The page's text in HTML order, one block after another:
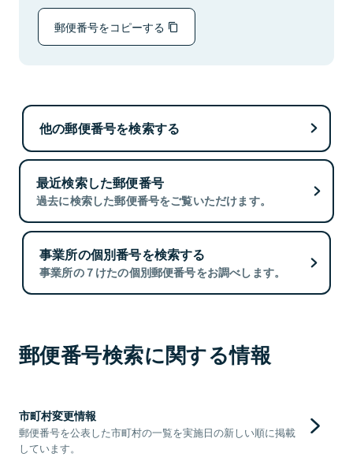
郵便番号をコピーする
他の郵便番号を検索する
最近検索した郵便番号
過去に検索した郵便番号をご覧いただけます。
事業所の個別番号を検索する
事業所の７けたの個別郵便番号をお調べします。
郵便番号検索に関する情報
市町村変更情報
郵便番号を公表した市町村の一覧を実施日の新しい順に掲載
しています。